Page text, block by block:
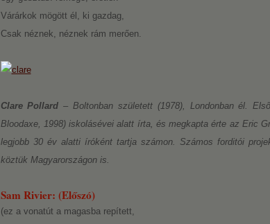
Várárkok mögött él, ki gazdag,
Csak néznek, néznek rám merően.
Clare Pollard – Boltonban született (1978), Londonban él.
Bloodaxe, 1998) iskolásévei alatt írta, és megkapta érte az Eric
legjobb 30 év alatti íróként tartja számon. Számos forditói
köztük Magyarországon is.
Sam Rivier: (Előszó)
(ez a vonatút a magasba repített,